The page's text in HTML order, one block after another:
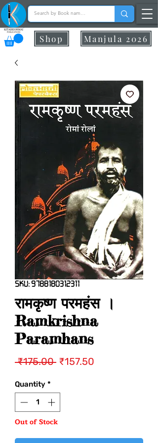
Manjula 2026
Shop
SKU: 9788180312311
रामकृष्ण परमहंस ।
Ramkrishna
Paramhans
₹175.00 Regular
₹157.50
Quantity *
Out of Stock